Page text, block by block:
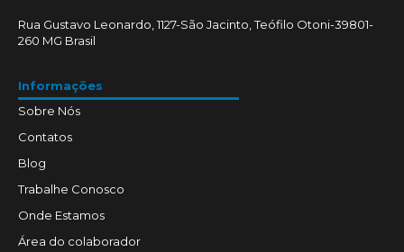
Rua Gustavo Leonardo, 1127-São Jacinto, Teófilo Otoni-39801-
260 MG Brasil
Informações
Sobre Nós
Contatos
Blog
Trabalhe Conosco
Onde Estamos
Área do colaborador